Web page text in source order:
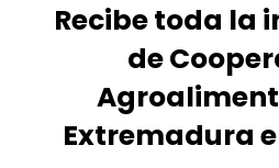
Recibe toda la
de
Extremadura